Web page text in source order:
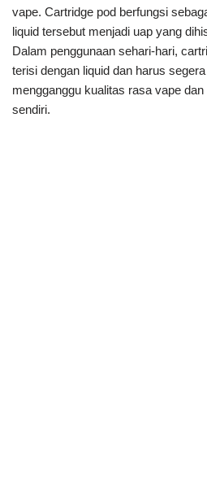
vape. Cartridge pod berfungsi
liquid tersebut menjadi uap yang
Dalam penggunaan sehari-hari,
terisi dengan liquid dan harus
mengganggu kualitas rasa vape
sendiri.